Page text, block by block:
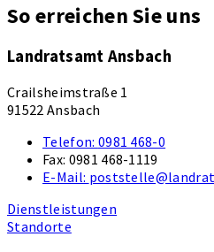
So erreichen Sie uns
Landratsamt Ansbach
Crailsheimstraße 1
91522 Ansbach
Telefon: 0981 468-0
Fax: 0981 468-1119
E-Mail:
Dienstleistungen
Standorte